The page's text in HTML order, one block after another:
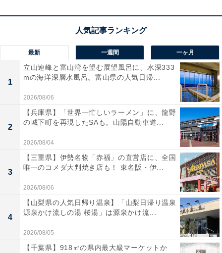
楽天トラベルでホテルを見る
最新 一週間 一ヶ月
1
立山連峰と富山湾を望む展望風呂に、水深333
mの海洋深層水風呂。富山県の人気日帰...
2026/08/06
2
【兵庫県】「世界一忙しいラーメン」に、龍野
の城下町を再現したSAも。山陽自動車道...
2026/08/04
3
【三重県】伊勢名物「赤福」の直営店に、全国
唯一のコメダ大判焼き店も！ 東名阪・伊...
2026/08/06
4
【山梨県の人気日帰り温泉】「山梨日帰り温泉
源泉かけ流しの湯 桜湯」は源泉かけ流...
2026/08/05
【千葉県】918㎡の県内最大級マーケットか